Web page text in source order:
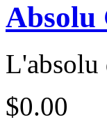
Absolu
L'absolu
$0.00